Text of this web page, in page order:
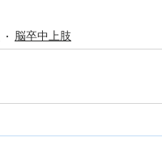
脳卒中上肢